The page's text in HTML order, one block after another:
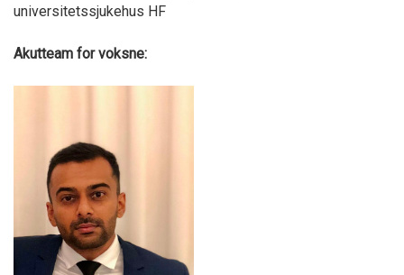
universitetssjukehus HF
Akutteam for voksne: